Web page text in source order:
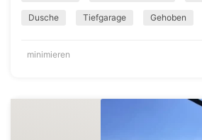
Dusche Tiefgarage Gehoben
minimieren